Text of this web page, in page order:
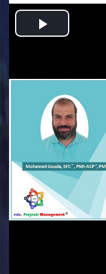
Play